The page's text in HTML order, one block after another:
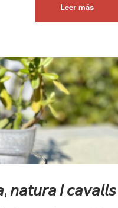
Leer más
𝘪 𝘤𝘢𝘷𝘢𝘭𝘭𝘴